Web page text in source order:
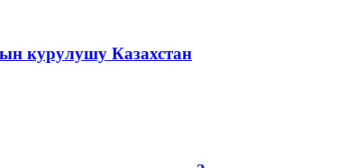
курулушу Казахстан